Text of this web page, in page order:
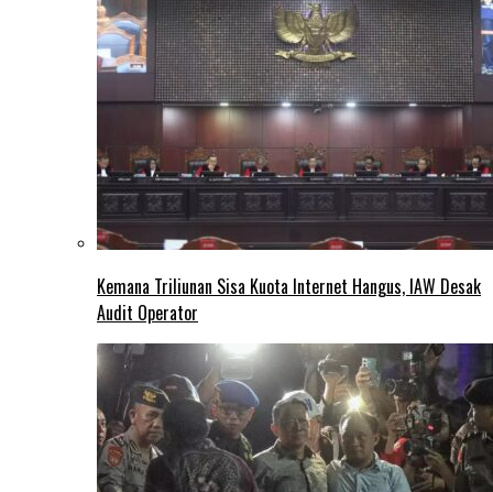
Kemana Triliunan Sisa Kuota Internet Hangus, IAW Desak
Audit Operator